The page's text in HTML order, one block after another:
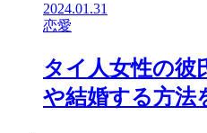
2024.01.31
恋愛
タイ人女性の彼
や結婚する方法